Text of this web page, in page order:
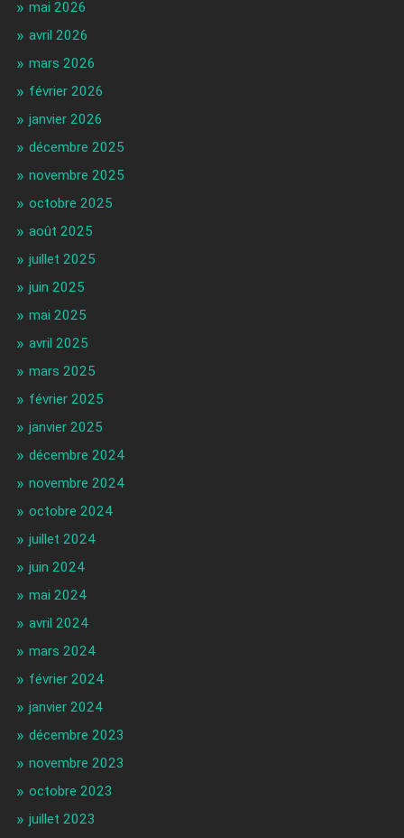
mai 2026
avril 2026
mars 2026
février 2026
janvier 2026
décembre 2025
novembre 2025
octobre 2025
août 2025
juillet 2025
juin 2025
mai 2025
avril 2025
mars 2025
février 2025
janvier 2025
décembre 2024
novembre 2024
octobre 2024
juillet 2024
juin 2024
mai 2024
avril 2024
mars 2024
février 2024
janvier 2024
décembre 2023
novembre 2023
octobre 2023
juillet 2023